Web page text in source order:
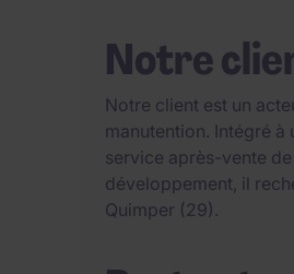
Notre
Notre client est un
manutention. Intégré
service après-vente
développement, il
Quimper (29).